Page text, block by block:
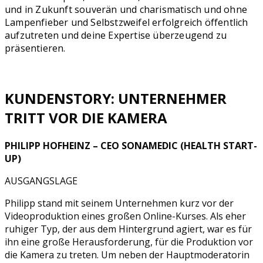
und in Zukunft souverän und charismatisch und ohne
Lampenfieber und Selbstzweifel erfolgreich öffentlich
aufzutreten und deine Expertise überzeugend zu
präsentieren.
KUNDENSTORY: UNTERNEHMER
TRITT VOR DIE KAMERA
PHILIPP HOFHEINZ – CEO SONAMEDIC (HEALTH START-
UP)
AUSGANGSLAGE
Philipp stand mit seinem Unternehmen kurz vor der
Videoproduktion eines großen Online-Kurses. Als eher
ruhiger Typ, der aus dem Hintergrund agiert, war es für
ihn eine große Herausforderung, für die Produktion vor
die Kamera zu treten. Um neben der Hauptmoderatorin